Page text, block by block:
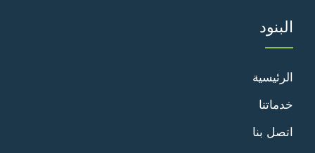
البنود
الرئيسية
خدماتنا
اتصل بنا